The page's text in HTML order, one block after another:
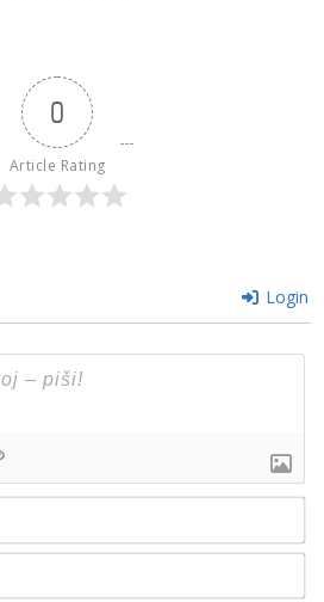
0
Article Rating
Login